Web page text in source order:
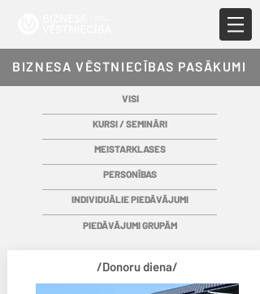
VISI
BIZNESA VĒSTNIECĪBAS PASĀKUMI
/Donoru diena/
KURSI / SEMINĀRI
MEISTARKLASES
PERSONĪBAS
INDIVIDUĀLIE PIEDĀVĀJUMI
PIEDĀVĀJUMI GRUPĀM